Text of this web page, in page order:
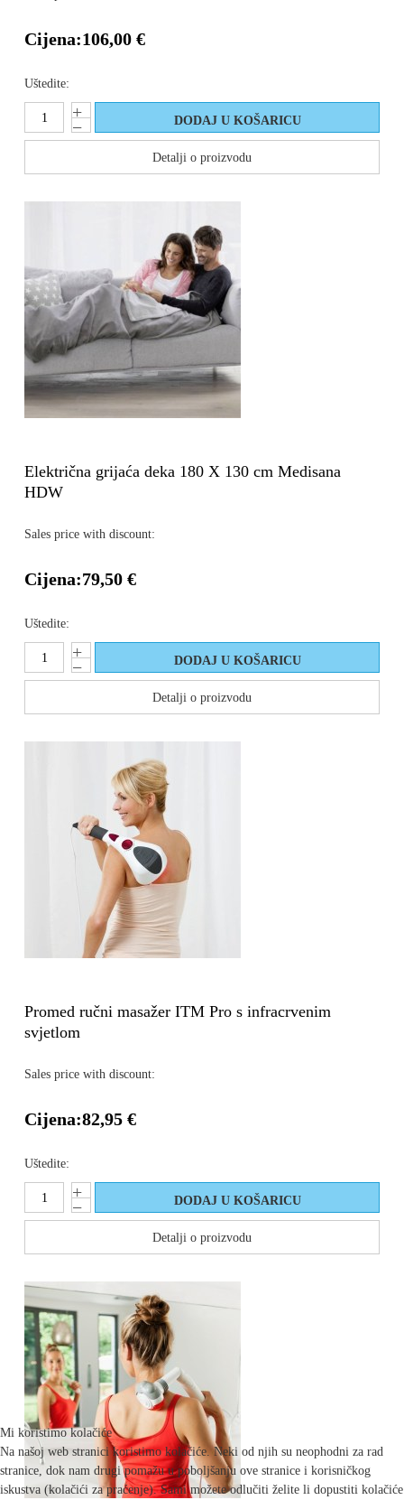
Cijena:106,00 €
Uštedite:
Detalji o proizvodu
Električna grijaća deka 180 X 130 cm Medisana
HDW
Sales price with discount:
Cijena:79,50 €
Uštedite:
Detalji o proizvodu
Promed ručni masažer ITM Pro s infracrvenim
svjetlom
Sales price with discount:
Cijena:82,95 €
Uštedite:
Detalji o proizvodu
Mi koristimo kolačiće
Na našoj web stranici koristimo kolačiće. Neki od njih su neophodni za rad
stranice, dok nam drugi pomažu u poboljšanju ove stranice i korisničkog
iskustva (kolačići za praćenje). Sami možete odlučiti želite li dopustiti kolačiće